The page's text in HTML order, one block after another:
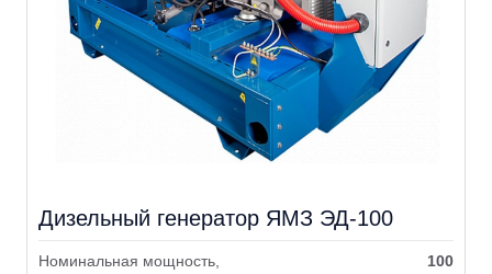
Дизельный генератор ЯМЗ ЭД-100
Номинальная мощность,
100